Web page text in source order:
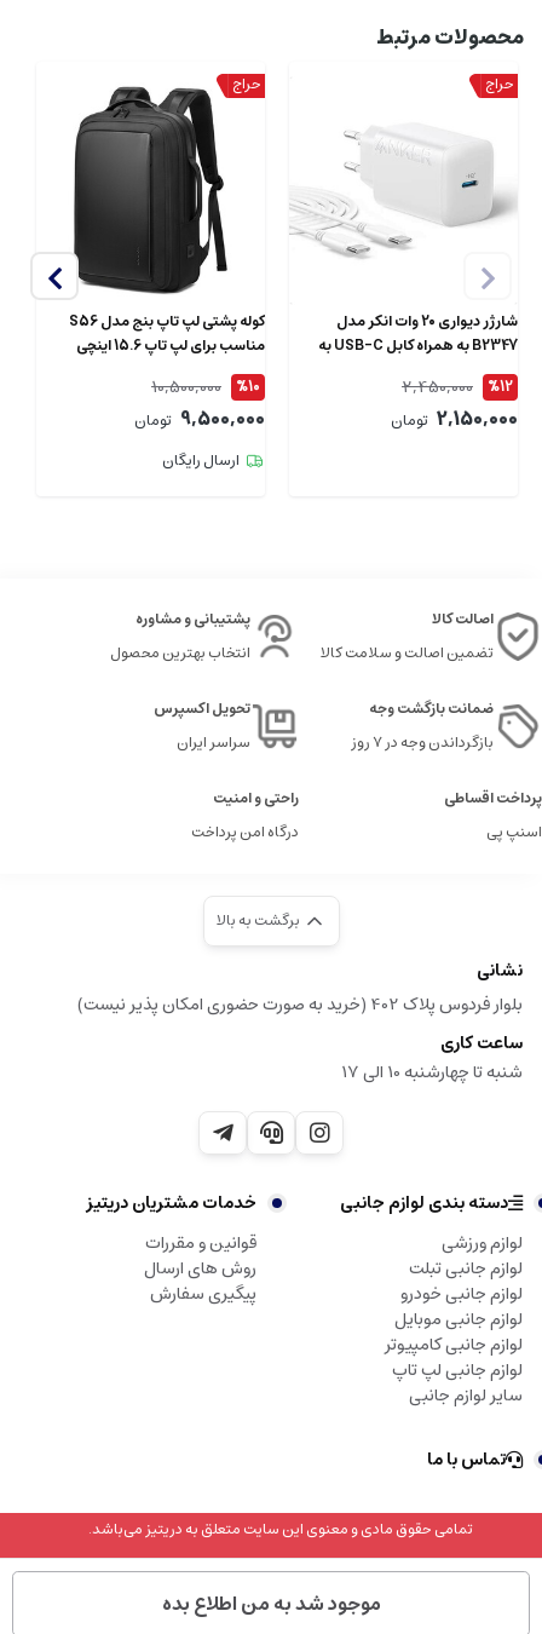
موجود شد به من اطلاع بده
محصولات مرتبط
شارژر دیواری 20 وات انکر مدل
B2347 به همراه کابل USB-C به
طول 1.5 متر
%12
2,450,000
2,150,000 تومان
کوله پشتی لپ تاپ بنج مدل S56
مناسب برای لپ تاپ 15.6 اینچی
%10
10,500,000
9,500,000 تومان
ارسال رایگان
اصالت کالا
تضمین اصالت و سلامت کالا
پشتیبانی و مشاوره
انتخاب بهترین محصول
ضمانت بازگشت وجه
بازگرداندن وجه در ۷ روز
تحویل اکسپرس
سراسر ایران
پرداخت اقساطی
اسنپ پی
راحتی و امنیت
درگاه امن پرداخت
برگشت به بالا
نشانی
بلوار فردوس پلاک 402 (خرید به صورت حضوری امکان پذیر نیست)
ساعت کاری
شنبه تا چهارشنبه 10 الی 17
دسته بندی لوازم جانبی
لوازم ورزشی
لوازم جانبی تبلت
لوازم جانبی خودرو
لوازم جانبی موبایل
لوازم جانبی کامپیوتر
لوازم جانبی لپ تاپ
سایر لوازم جانبی
خدمات مشتریان دریتیز
قوانین و مقررات
روش های ارسال
پیگیری سفارش
تماس با ما
تمامی حقوق مادی و معنوی این سایت متعلق به دریتیز می‌باشد.